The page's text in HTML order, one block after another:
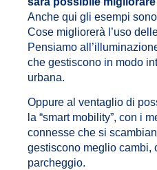
Anche qui gli esempi
Cose migliorerà l’uso
Pensiamo
che gestiscono in modo
urbana.
Oppure al ventaglio di
la “smart mobility”, con i
connesse che si
gestiscono meglio cambi,
parcheggio.